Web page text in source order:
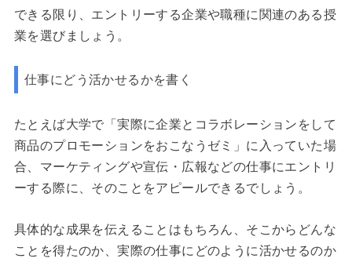
できる限り、エントリーする企業や職種に関連のある授
業を選びましょう。
仕事にどう活かせるかを書く
たとえば大学で「実際に企業とコラボレーションをして
商品のプロモーションをおこなうゼミ」に入っていた場
合、マーケティングや宣伝・広報などの仕事にエントリ
ーする際に、そのことをアピールできるでしょう。
具体的な成果を伝えることはもちろん、そこからどんな
ことを得たのか、実際の仕事にどのように活かせるのか